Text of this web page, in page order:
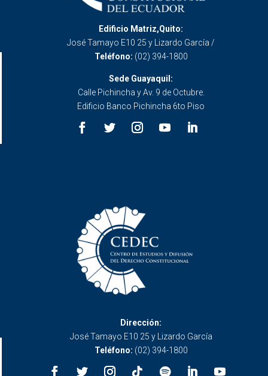
Edificio Matriz,Quito:
José Tamayo E10 25 y Lizardo García /
Teléfono: (02) 394-1800
Sede Guayaquil:
Calle Pichincha y Av. 9 de Octubre.
Edificio Banco Pichincha 6to Piso
Dirección:
José Tamayo E10 25 y Lizardo García
Teléfono: (02) 394-1800